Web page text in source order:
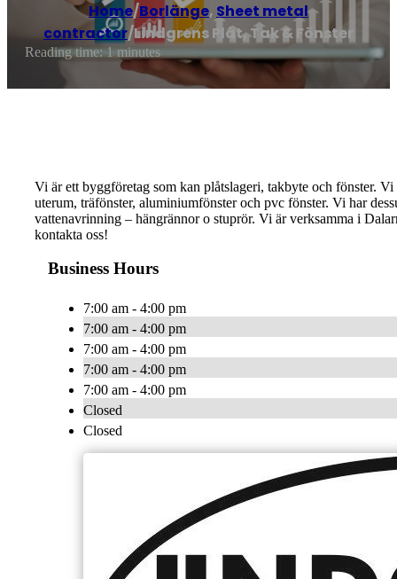
Home/Borlänge, Sheet metal
contractor/Lindgrens Plåt, Tak & Fönster
Reading time: 1 minutes
Vi är ett byggföretag som kan plåtslageri, takbyte och fönster.
uterum, träfönster, aluminiumfönster och pvc fönster. Vi har
vattenavrinning – hängrännor o stuprör. Vi är verksamma i
kontakta oss!
Business Hours
7:00 am - 4:00 pm
7:00 am - 4:00 pm
7:00 am - 4:00 pm
7:00 am - 4:00 pm
7:00 am - 4:00 pm
Closed
Closed